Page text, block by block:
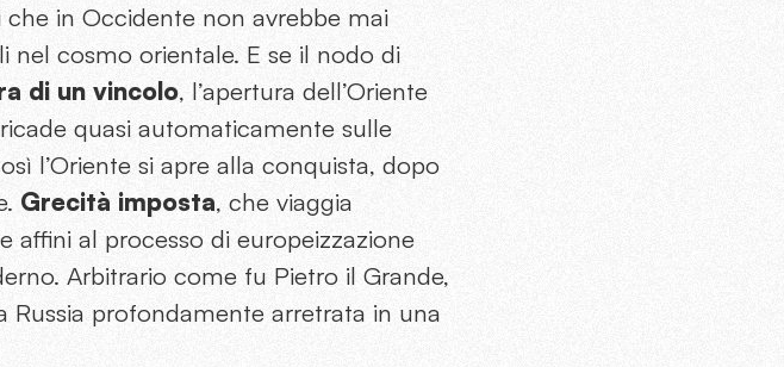
in Occidente non avrebbe mai
nel cosmo orientale. E se il nodo di
di un vincolo, l’apertura dell’Oriente
quasi automaticamente sulle
l’Oriente si apre alla conquista, dopo
Grecità imposta, che viaggia
affini al processo di europeizzazione
Arbitrario come fu Pietro il Grande,
Russia profondamente arretrata in una